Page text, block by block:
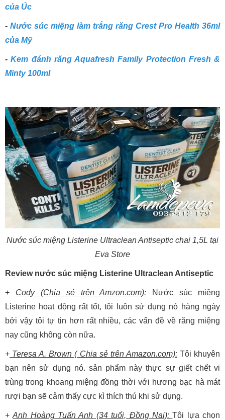
của Úc
- Nước súc miệng làm trắng răng Crest Pro Health 36ml
của Mỹ
-Kem đánh răng Aquafresh Family Protection Fresh &
Minty 100ml
Nước súc miệng Listerine Ultraclean Antiseptic chai 1,5L tại
Eva Store
Review nước súc miệng Listerine Ultraclean Antiseptic
+ Cody (Chia sẻ trên Amzon.com): Nước súc miệng
Listerine hoạt động rất tốt, tôi luôn sử dụng nó hàng ngày
bởi vậy tôi tự tin hơn rất nhiều, các vấn đề về răng miệng
nay cũng không còn nữa.
+ Teresa A. Brown ( Chia sẻ trên Amazon.com):Tôi khuyên
bạn nên sử dụng nó. sản phẩm này thực sự giết chết vi
trùng trong khoang miệng đồng thời với hương bạc hà mát
rượi bạn sẽ cảm thấy cực kì thích thú khi sử dụng.
+Anh Hoàng Tuấn Anh (34 tuổi, Đồng Nai):Tôi lựa chọn